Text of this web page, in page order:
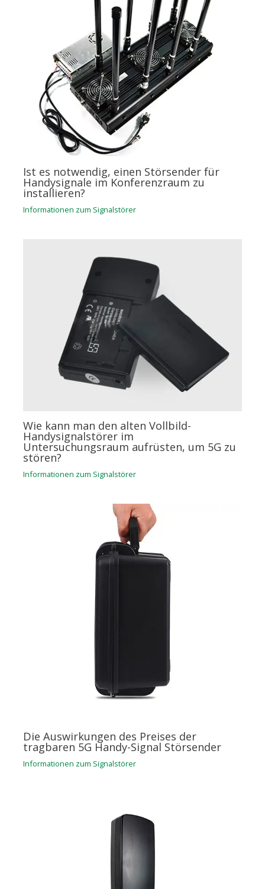
Ist es notwendig, einen Störsender für
Handysignale im Konferenzraum zu
installieren?
Informationen zum Signalstörer
Wie kann man den alten Vollbild-
Handysignalstörer im
Untersuchungsraum aufrüsten, um 5G zu
stören?
Informationen zum Signalstörer
Die Auswirkungen des Preises der
tragbaren 5G Handy-Signal Störsender
Informationen zum Signalstörer